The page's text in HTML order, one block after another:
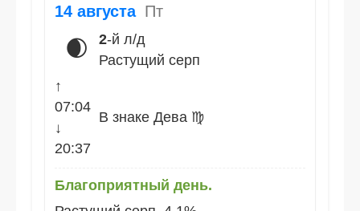
14 августа Пт
🌒 2-й л/д
Растущий серп
↑
07:04
↓
20:37
В знаке Дева ♍
Благоприятный день.